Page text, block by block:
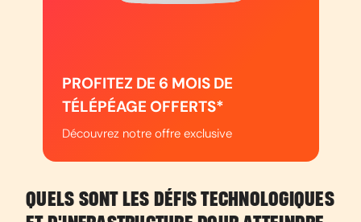
PROFITEZ DE 6 MOIS DE
TÉLÉPÉAGE OFFERTS*
Découvrez notre offre exclusive
QUELS SONT LES DÉFIS TECHNOLOGIQUES